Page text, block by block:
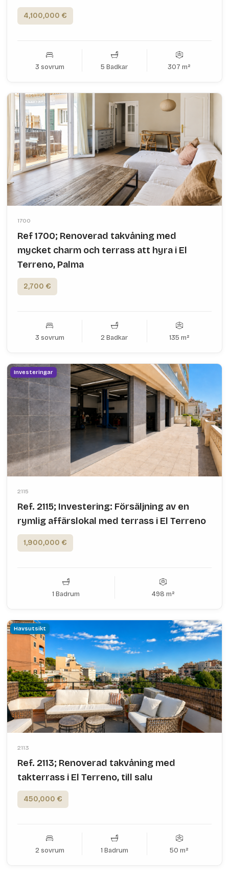
4,100,000 €
3 sovrum 5 Badkar 307 m²
1700
Ref 1700; Renoverad takvåning med
mycket charm och terrass att hyra i El
Terreno, Palma
2,700 €
3 sovrum 2 Badkar 135 m²
Investeringar
2115
Ref. 2115; Investering: Försäljning av en
rymlig affärslokal med terrass i El Terreno
1,900,000 €
1 Badrum 498 m²
Havsutsikt
2113
Ref. 2113; Renoverad takvåning med
takterrass i El Terreno, till salu
450,000 €
2 sovrum 1 Badrum 50 m²